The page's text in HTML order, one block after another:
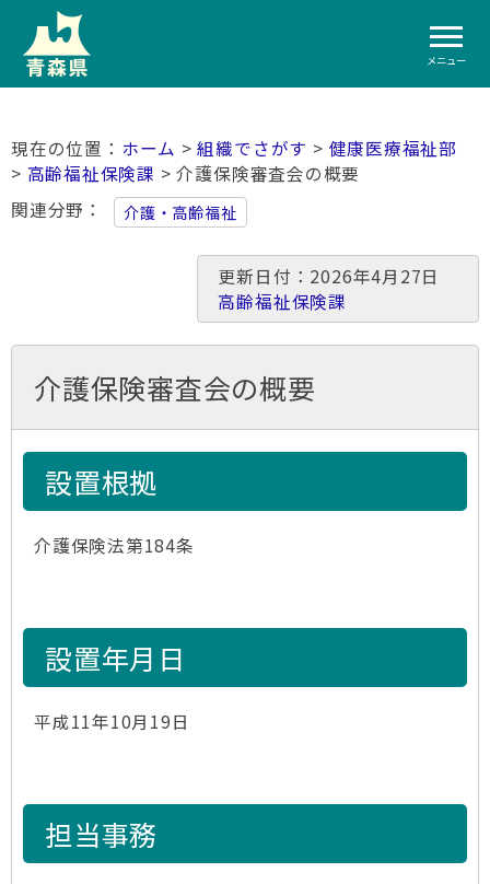
メニュー
ホーム >組織でさがす > 健康医療福祉部
> 高齢福祉保険課 > 介護保険審査会の概要
関連分野
介護・高齢福祉
更新日付：2026年4月27日
高齢福祉保険課
介護保険審査会の概要
設置根拠
介護保険法第184条
設置年月日
平成11年10月19日
担当事務